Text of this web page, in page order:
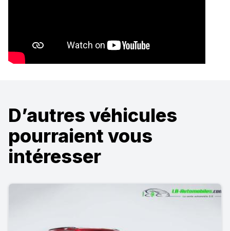
D’autres véhicules
pourraient vous
intéresser